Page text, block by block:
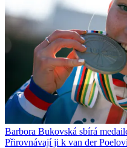
Barbora Bukovská sbírá
Přirovnávají ji k van der Poelovi